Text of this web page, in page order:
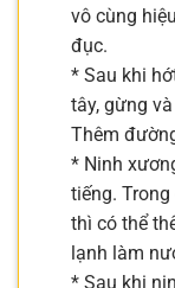
vô cùng
đục.
* Sau khi
tây, gừng
Thêm
* Ninh
tiếng.
thì có thể
lạnh làm
* Sau khi